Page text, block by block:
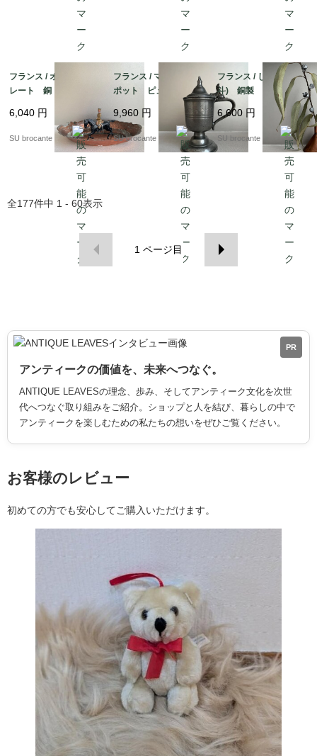
フランス / オーバルプ
レート 銅 錫メッ
6,040 円
SU brocante
フランス / マスタード
ポット ピューター製
9,960 円
SU brocante
フランス / じょうご(漏
斗) 銅製
6,600 円
SU brocante
全177件中 1 - 60表示
1 ページ目
PR
アンティークの価値を、未来へつなぐ。
ANTIQUE LEAVESの理念、歩み、そしてアンティーク文化を次世
代へつなぐ取り組みをご紹介。ショップと人を結び、暮らしの中で
アンティークを楽しむための私たちの想いをぜひご覧ください。
お客様のレビュー
初めての方でも安心してご購入いただけます。